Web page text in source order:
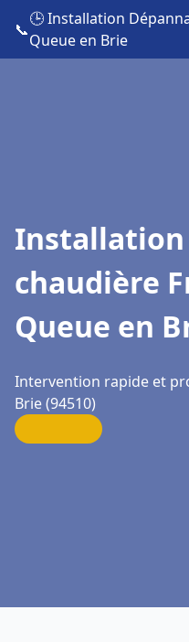
📞
🕒 Installation
Queue en Brie
Installation
chaudière
Queue en
Intervention rapide et
Brie (94510)